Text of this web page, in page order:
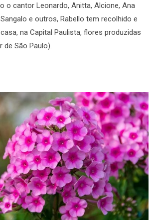
o cantor Leonardo, Anitta, Alcione, Ana
e outros, Rabello tem recolhido e
na Capital Paulista, flores produzidas
de São Paulo).